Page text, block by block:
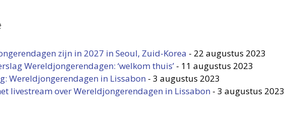
zijn in 2027 in Seoul, Zuid-Korea - 22 augustus 2023
Wereldjongerendagen: ‘welkom thuis’ - 11 augustus 2023
Wereldjongerendagen in Lissabon - 3 augustus 2023
livestream over Wereldjongerendagen in Lissabon - 3 augustus 2023